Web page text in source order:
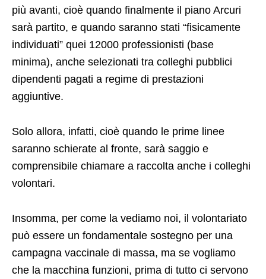
più avanti, cioè quando finalmente il piano Arcuri
sarà partito, e quando saranno stati “fisicamente
individuati” quei 12000 professionisti (base
minima), anche selezionati tra colleghi pubblici
dipendenti pagati a regime di prestazioni
aggiuntive.
Solo allora, infatti, cioè quando le prime linee
saranno schierate al fronte, sarà saggio e
comprensibile chiamare a raccolta anche i colleghi
volontari.
Insomma, per come la vediamo noi, il volontariato
può essere un fondamentale sostegno per una
campagna vaccinale di massa, ma se vogliamo
che la macchina funzioni, prima di tutto ci servono